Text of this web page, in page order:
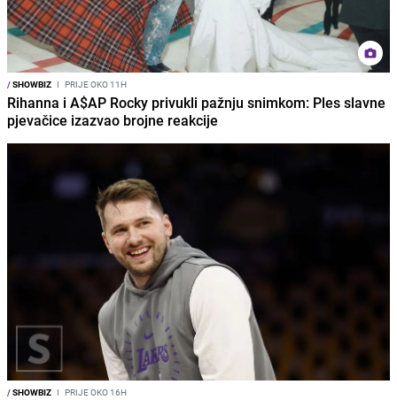
/SHOWBIZ I PRIJE OKO 11H
Rihanna i A$AP Rocky privukli pažnju snimkom: Ples slavne
pjevačice izazvao brojne reakcije
/SHOWBIZ I PRIJE OKO 16H